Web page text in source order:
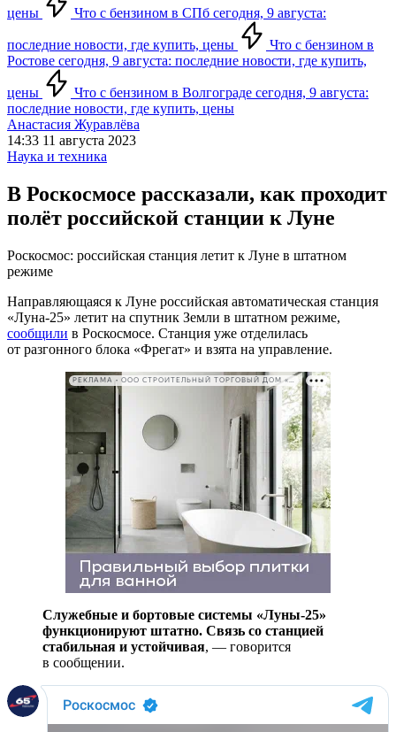
цены Что с бензином в СПб сегодня, 9 августа:
последние новости, где купить, цены
Что с бензином в
Ростове сегодня, 9 августа: последние новости, где купить,
цены
Что с бензином в Волгограде сегодня, 9 августа:
последние новости, где купить, цены
Анастасия Журавлёва
14:33 11 августа 2023
Наука и техника
В Роскосмосе рассказали, как проходит
полёт российской станции к Луне
Роскосмос: российская станция летит к Луне в штатном
режиме
Направляющаяся к Луне российская автоматическая станция
«Луна-25» летит на спутник Земли в штатном режиме,
сообщили в Роскосмосе. Станция уже отделилась
от разгонного блока «Фрегат» и взята на управление.
РЕКЛАМА • ООО СТРОИТЕЛЬНЫЙ ТОРГОВЫЙ ДОМ «ПЕТРОВИЧ». ИНН: 7802348846
Служебные и бортовые системы «Луны-25»
функционируют штатно. Связь со станцией
стабильная и устойчивая, — говорится
в сообщении.